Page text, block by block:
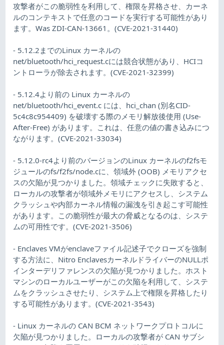
攻撃者がこの脆弱性を利用して、権限を昇格させ、カーネ
ルのコンテキストで任意のコードを実行する可能性があり
ます。Was ZDI-CAN-13661。(CVE-2021-31440)
- 5.12.2までのLinux カーネルの
net/bluetooth/hci_request.cには競合状態があり、HCIコ
ントローラが除去されます。(CVE-2021-32399)
- 5.12.4より前の Linux カーネルの
net/bluetooth/hci_event.c には、hci_chan (別名CID-
5c4c8c954409) を破壊する際のメモリ解放後使用 (Use-
After-Free) があります。これは、任意の値の書き込みにつ
ながります。(CVE-2021-33034)
- 5.12.0-rc4より前のバージョンのLinux カーネルのf2fsモ
ジュールのfs/f2fs/node.cに、領域外 (OOB) メモリアクセ
スの欠陥が見つかりました。領域チェックに失敗すると、
ローカルの攻撃者が領域外メモリにアクセスし、システム
クラッシュや内部カーネル情報の漏洩を引き起こす可能性
があります。この脆弱性が最大の脅威となるのは、システ
ムの可用性です。(CVE-2021-3506)
- Enclaves VMがenclaveファイル記述子でクローズを強制
する方法に、Nitro EnclavesカーネルドライバーのNULLポ
インターデリファレンスの欠陥が見つかりました。ホスト
マシンのローカルユーザーがこの欠陥を利用して、システ
ムをクラッシュさせたり、システム上で権限を昇格したり
する可能性があります。(CVE-2021-3543)
- Linux カーネルの CAN BCM ネットワークプロトコルに
欠陥が見つかりました。ローカルの攻撃者が CAN サブシ